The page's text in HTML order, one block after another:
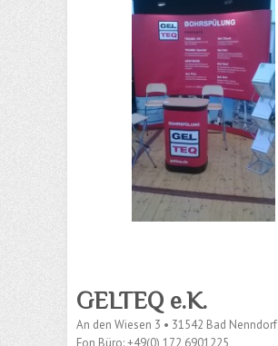
GELTEQ e.K.
An den Wiesen 3 • 31542 Bad Nenndorf